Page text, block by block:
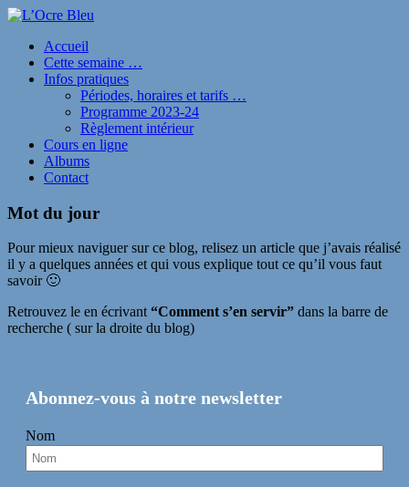
Accueil
Cette semaine …
Infos pratiques
Périodes, horaires et tarifs …
Programme 2023-24
Règlement intérieur
Cours en ligne
Albums
Contact
Mot du jour
Pour mieux naviguer sur ce blog, relisez un article que j’avais réalisé
il y a quelques années et qui vous explique tout ce qu’il vous faut
savoir 🙂
Retrouvez le en écrivant“Comment s’en servir” dans la barre de
recherche ( sur la droite du blog)
Abonnez-vous à notre newsletter
Nom